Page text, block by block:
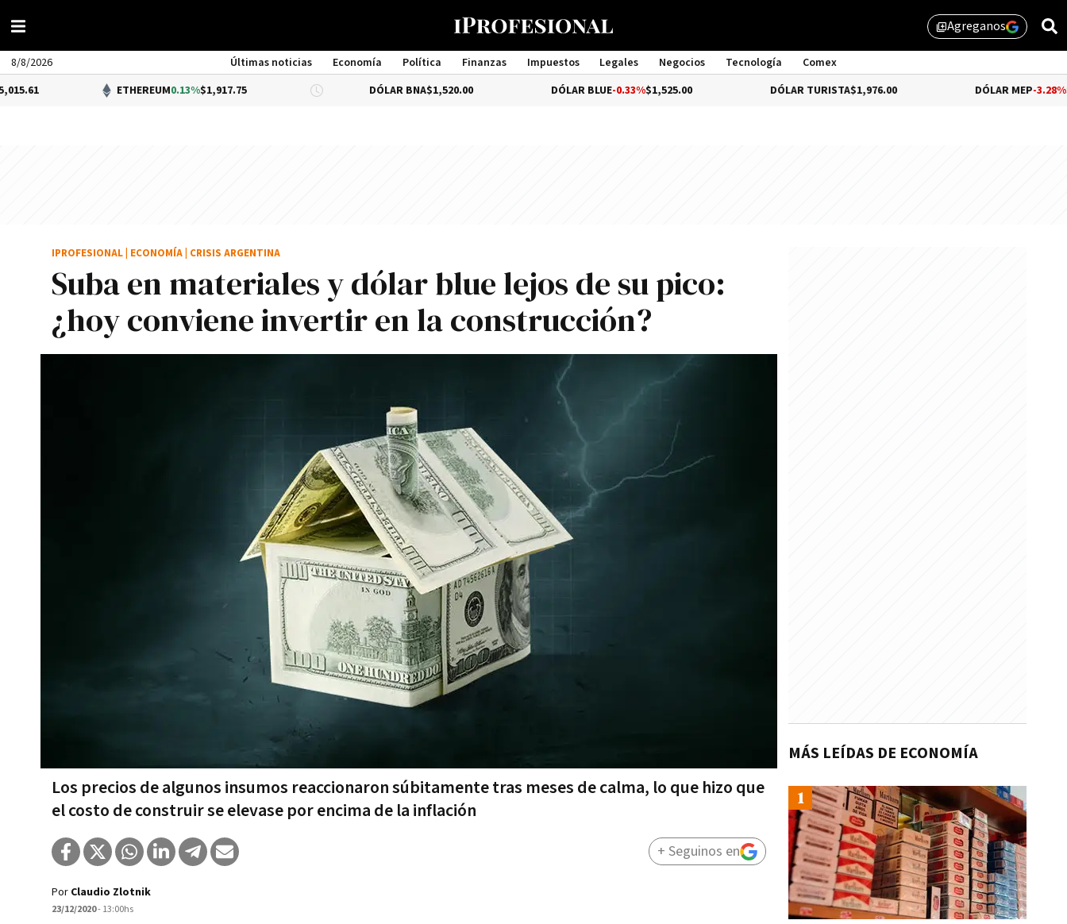
library_addAgreganos
8/8/2026 Últimas noticias Economía Política Finanzas Impuestos Legales Negocios Tecnología
Comex
Management
ETHEREUM0.13%$1,917.75 DÓLAR BNA$1,520.00 DÓLAR BLUE-0.33%$1,525.00 DÓLAR TURISTA $1,976.00 DÓLAR MEP-3.28%
Suba en materiales y dólar blue lejos de su pico:
¿hoy conviene invertir en la construcción?
Los precios de algunos insumos reaccionaron súbitamente tras meses de calma, lo que hizo que
el costo de construir se elevase por encima de la inflación
IPROFESIONAL ECONOMÍA CRISIS ARGENTINA
Por Claudio Zlotnik
23/12/2020- 13:00hs
+ Seguinos en
MÁS LEÍDAS DE ECONOMÍA